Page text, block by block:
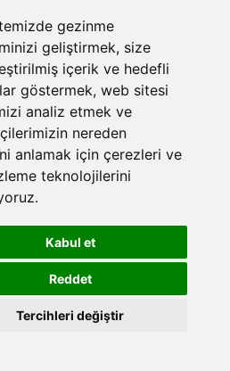
gezinme
geliştirmek, size
içerik ve hedefli
göstermek, web sitesi
analiz etmek ve
nereden
anlamak için çerezleri ve
teknolojilerini
Kabul et
Reddet
Tercihleri değiştir
Reserved